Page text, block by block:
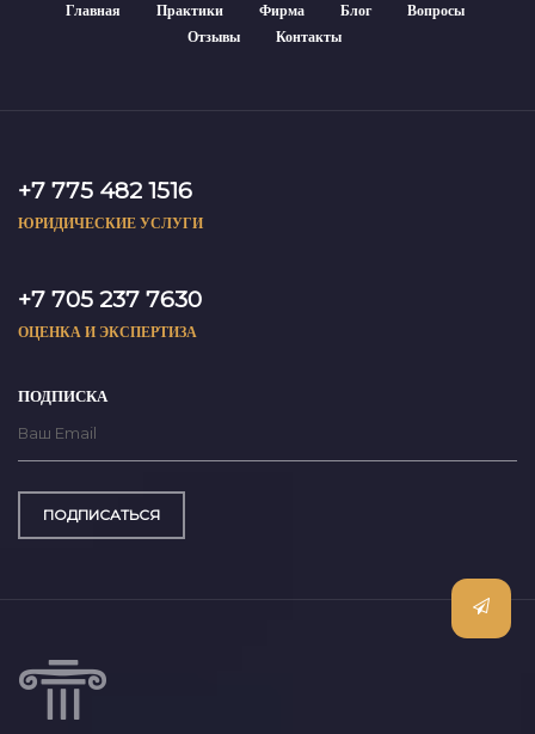
Главная Практики Фирма Блог
Вопросы
Отзывы
Контакты
+7 775 482 1516
ЮРИДИЧЕСКИЕ УСЛУГИ
+7 705 237 7630
ОЦЕНКА И ЭКСПЕРТИЗА
ПОДПИСКА
ПОДПИСАТЬСЯ